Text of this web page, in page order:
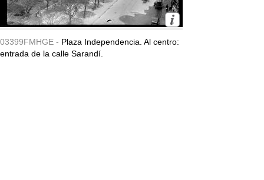
03399FMHGE - Plaza Independencia. Al centro:
entrada de la calle Sarandí.